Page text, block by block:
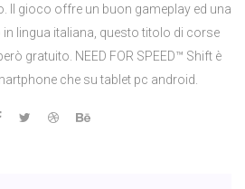
Il gioco offre un buon gameplay ed una
lingua italiana, questo titolo di corse
gratuito. NEED FOR SPEED™ Shift è
che su tablet pc android.